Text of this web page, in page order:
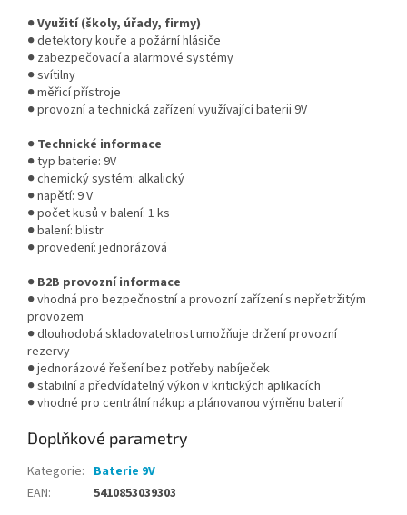
●Využití (školy, úřady, firmy)
● detektory kouře a požární hlásiče
● zabezpečovací a alarmové systémy
● svítilny
● měřicí přístroje
● provozní a technická zařízení využívající baterii 9V
● Technické informace
● typ baterie: 9V
● chemický systém: alkalický
● napětí: 9 V
● počet kusů v balení: 1 ks
● balení: blistr
● provedení: jednorázová
● B2B provozní informace
● vhodná pro bezpečnostní a provozní zařízení s nepřetržitým
provozem
● dlouhodobá skladovatelnost umožňuje držení provozní
rezervy
● jednorázové řešení bez potřeby nabíječek
● stabilní a předvídatelný výkon v kritických aplikacích
● vhodné pro centrální nákup a plánovanou výměnu baterií
Doplňkové parametry
Kategorie: Baterie 9V
EAN: 5410853039303